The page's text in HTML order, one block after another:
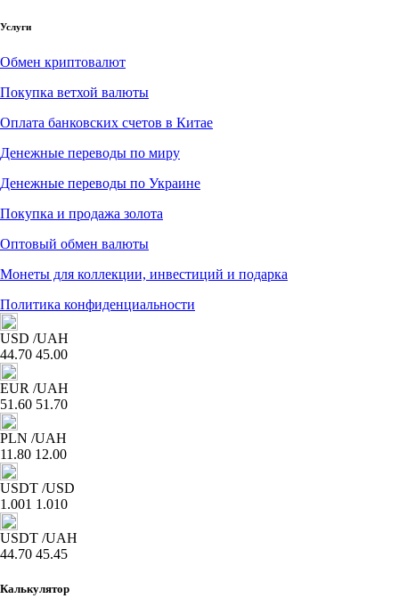
Услуги
Обмен криптовалют
Покупка ветхой валюты
Оплата банковских счетов в Китае
Денежные переводы по миру
Денежные переводы по Украине
Покупка и продажа золота
Оптовый обмен валюты
Монеты для коллекции, инвестиций и подарка
Политика конфиденциальности
USD /UAH
44.70 45.00
EUR /UAH
51.60 51.70
PLN /UAH
11.80 12.00
USDT /USD
1.001 1.010
USDT /UAH
44.70 45.45
Калькулятор